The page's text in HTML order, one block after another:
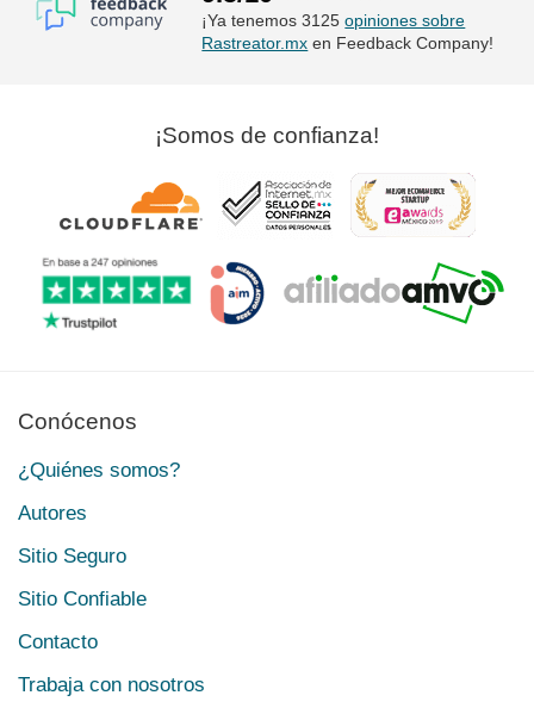
¡Ya tenemos 3125opiniones sobre
Rastreator.mx en Feedback Company!
¡Somos de confianza!
Conócenos
¿Quiénes somos?
Autores
Sitio Seguro
Sitio Confiable
Contacto
Trabaja con nosotros